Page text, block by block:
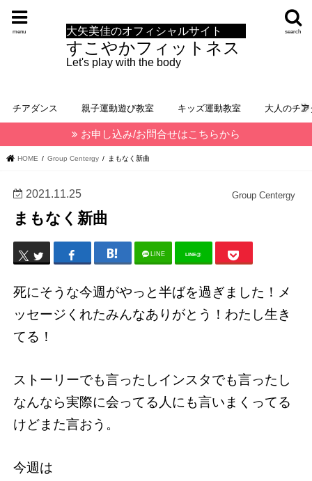
大矢美佳のオフィシャルサイト
すこやかフィットネス
Let's play with the body
search
menu
チアダンス 親子運動遊び教室 キッズ運動教室 大人のチ
お申し込み/お問合せはこちらから
HOME Group Centergy まもなく新曲
Group Centergy
2021.11.25
まもなく新曲
LINE LINE@
死にそうな今週がやっと半ばを過ぎました！メ
ッセージくれたみんなありがとう！わたし生き
てる！
ストーリーでも言ったしインスタでも言ったし
なんなら実際に会ってる人にも言いまくってる
けどまた言おう。
今週は